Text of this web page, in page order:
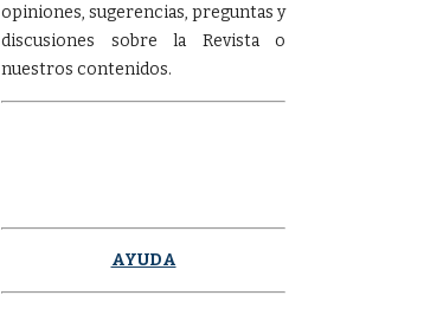
opiniones, sugerencias, preguntas y
discusiones sobre la Revista o
nuestros contenidos.
AYUDA